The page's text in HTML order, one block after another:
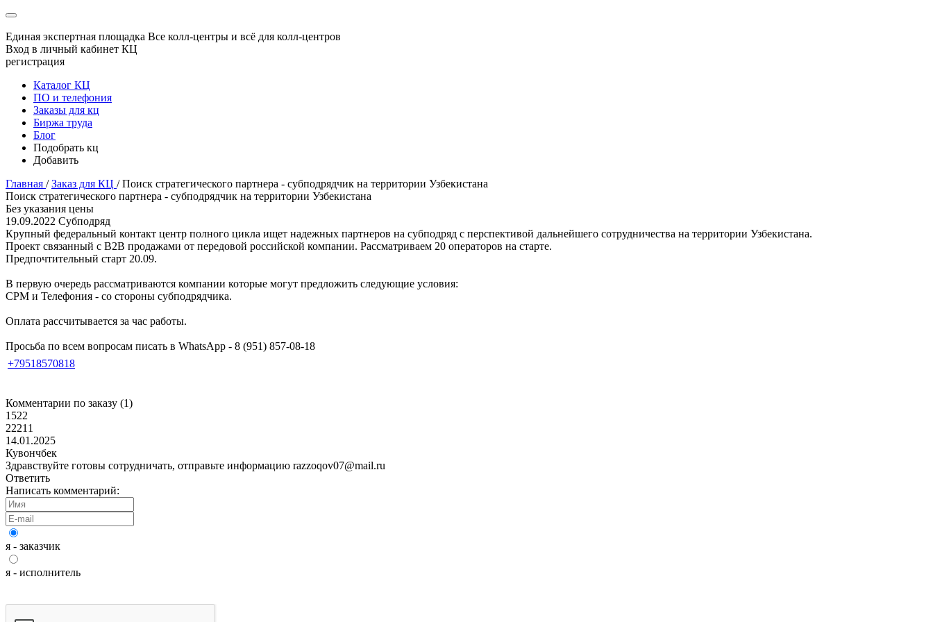
Единая экспертная площадка Все колл-центры и всё для колл-центров
Вход в личный кабинет КЦ
регистрация
Каталог КЦ
ПО и телефония
Заказы для кц
Биржа труда
Блог
Подобрать кц
Добавить
Главная / Заказ для КЦ / Поиск стратегического партнера - субподрядчик на территории Узбекистана
Поиск стратегического партнера - субподрядчик на территории Узбекистана
Без указания цены
19.09.2022 Субподряд
Крупный федеральный контакт центр полного цикла ищет надежных партнеров на субподряд с перспективой дальнейшего сотрудничества на территории Узбекистана.
Проект связанный с B2B продажами от передовой российской компании. Рассматриваем 20 операторов на старте.
Предпочтительный старт 20.09.
В первую очередь рассматриваются компании которые могут предложить следующие условия:
СРМ и Телефония - со стороны субподрядчика.
Оплата рассчитывается за час работы.
Просьба по всем вопросам писать в WhatsApp - 8 (951) 857-08-18
+79518570818
Комментарии по заказу (1)
1522
22211
14.01.2025
Кувончбек
Здравствуйте готовы сотрудничать, отправьте информацию razzoqov07@mail.ru
Ответить
Написать комментарий:
я - заказчик
я - исполнитель